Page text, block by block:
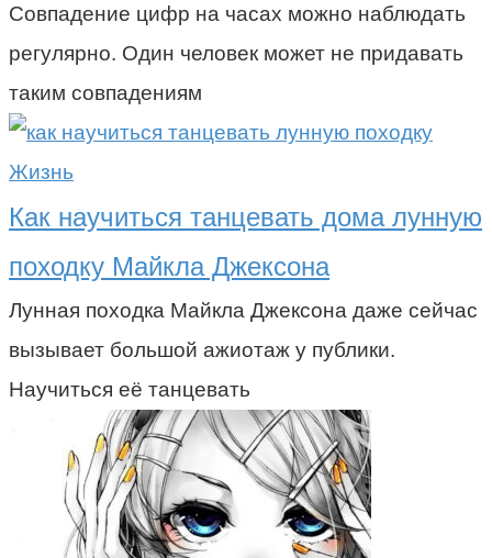
Совпадение цифр на часах можно наблюдать
регулярно. Один человек может не придавать
таким совпадениям
Жизнь
Как научиться танцевать дома лунную
походку Майкла Джексона
Лунная походка Майкла Джексона даже сейчас
вызывает большой ажиотаж у публики.
Научиться её танцевать